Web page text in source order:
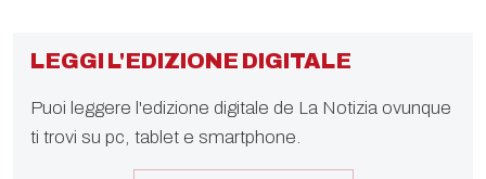
LEGGI L'EDIZIONE DIGITALE
Puoi leggere l'edizione digitale de La Notizia ovunque
ti trovi su pc, tablet e smartphone.